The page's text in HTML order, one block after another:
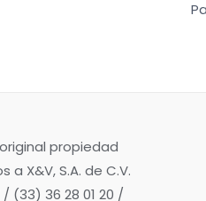
propiedad
X&V, S.A. de C.V.
(33) 36 28 01 20 /